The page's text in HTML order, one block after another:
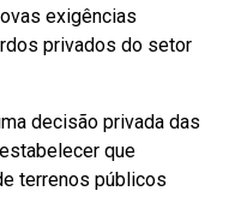
exigências
privados do setor
decisão privada das
que
terrenos públicos